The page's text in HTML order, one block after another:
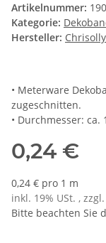
Artikelnummer: 190
Kategorie:
Hersteller:
• Meterware
zugeschnitten.
• Durchmesser: ca.
0,24 €
0,24 € pro 1 m
inkl. 19% USt. , zzgl.
Bitte beachten Sie